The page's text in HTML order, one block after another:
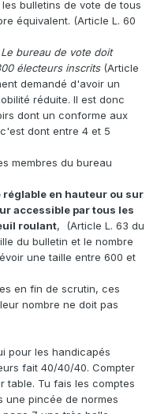
bulletins de vote de tous
équivalent. (Article L. 60
Le bureau de vote doit
électeurs inscrits(Article
demandé d'avoir un
réduite. Il est donc
dont un conforme aux
dont entre 4 et 5
membres du bureau
réglable en hauteur ou sur
accessible par tous les
roulant, (Article L. 63 du
du bulletin et le nombre
une taille entre 600 et
en fin de scrutin, ces
nombre ne doit pas
pour les handicapés
fait 40/40/40. Compter
table. Tu fais les comptes
une pincée de normes